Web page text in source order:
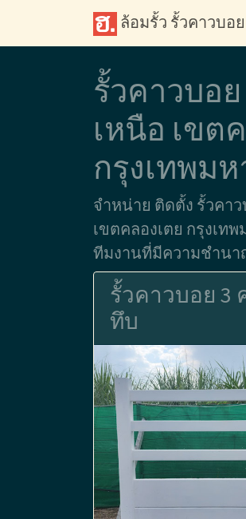
ล้อมรั้ว รั้วคาวบอ
รั้วคาวบอ
เหนือ เขต
กรุงเทพม
จำหน่าย ติดตั้ง รั้วคา
เขตคลองเตย กรุงเท
ทีมงานที่มีความชำนา
รั้วคาวบอย 3
ทึบ